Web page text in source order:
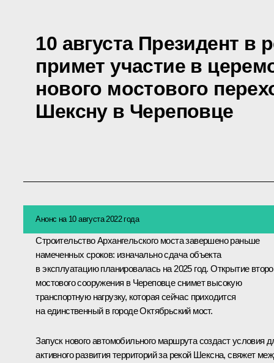
10 августа Президент в
примет участие в
нового мостового
Шексну в Череповце
Анонс на 10 августа 2022 года
Строительство Архангельского моста завершено раньше
намеченных сроков: изначально сдача объекта
в эксплуатацию планировалась на 2025 год. Открытие
мостового сооружения в Череповце снимет высокую
транспортную нагрузку, которая сейчас приходится
на единственный в городе Октябрьский мост.
Запуск нового автомобильного маршрута создаст условия
активного развития территорий за рекой Шексна, свяжет